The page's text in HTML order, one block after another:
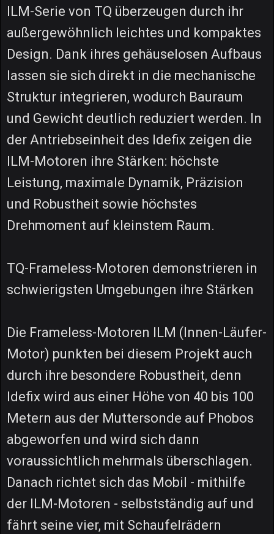
ILM-Serie von TQ überzeugen durch ihr
außergewöhnlich leichtes und kompaktes
Design. Dank ihres gehäuselosen Aufbaus
lassen sie sich direkt in die mechanische
Struktur integrieren, wodurch Bauraum
und Gewicht deutlich reduziert werden. In
der Antriebseinheit des Idefix zeigen die
ILM-Motoren ihre Stärken: höchste
Leistung, maximale Dynamik, Präzision
und Robustheit sowie höchstes
Drehmoment auf kleinstem Raum.
TQ-Frameless-Motoren demonstrieren in
schwierigsten Umgebungen ihre Stärken
Die Frameless-Motoren ILM (Innen-Läufer-
Motor) punkten bei diesem Projekt auch
durch ihre besondere Robustheit, denn
Idefix wird aus einer Höhe von 40 bis 100
Metern aus der Muttersonde auf Phobos
abgeworfen und wird sich dann
voraussichtlich mehrmals überschlagen.
Danach richtet sich das Mobil - mithilfe
der ILM-Motoren - selbstständig auf und
fährt seine vier, mit Schaufelrädern